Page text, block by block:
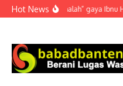
Lewati ke konten
Hot News“Mubahalah” gaya Ibnu